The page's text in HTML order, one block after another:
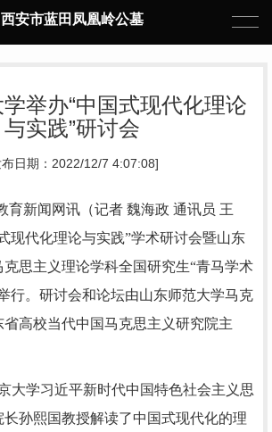
西安市蓝田凤凰岭公墓
举办“中国式现代化理论
与实践”研讨会
布日期：2022/12/7 4:07:08]
育新闻网讯（记者 魏海政 通讯员 王
现代化理论与实践”学术研讨会暨山东
思主义理论学科全国研究生“青马学术
行。研讨会和论坛由山东师范大学马克
高校当代中国马克思主义研究院主
大学习近平新时代中国特色社会主义思
孙熙国教授解读了中国式现代化的理